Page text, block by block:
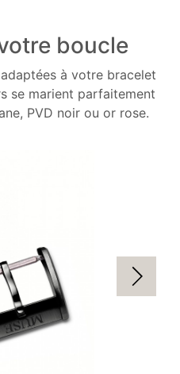
boucle
à votre bracelet
se marient parfaitement
PVD noir ou or rose.